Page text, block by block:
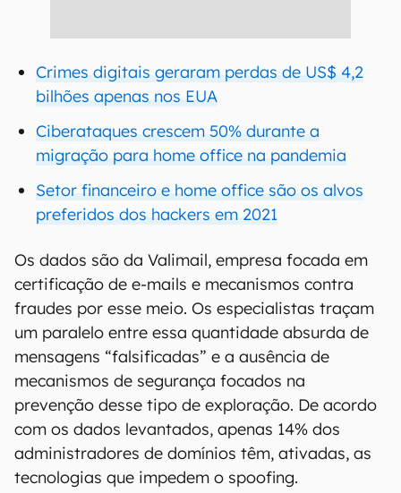
Crimes digitais geraram perdas de US$ 4,2
bilhões apenas nos EUA
Ciberataques crescem 50% durante a
migração para home office na pandemia
Setor financeiro e home office são os alvos
preferidos dos hackers em 2021
Os dados são da Valimail, empresa focada em
certificação de e-mails e mecanismos contra
fraudes por esse meio. Os especialistas traçam
um paralelo entre essa quantidade absurda de
mensagens “falsificadas” e a ausência de
mecanismos de segurança focados na
prevenção desse tipo de exploração. De acordo
com os dados levantados, apenas 14% dos
administradores de domínios têm, ativadas, as
tecnologias que impedem o spoofing.